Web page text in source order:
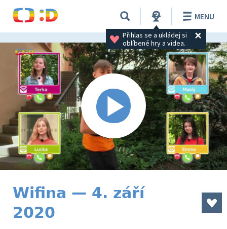
Přihlas se a ukládej si
oblíbené hry a videa.
MENU
Wifina — 4. září
2020